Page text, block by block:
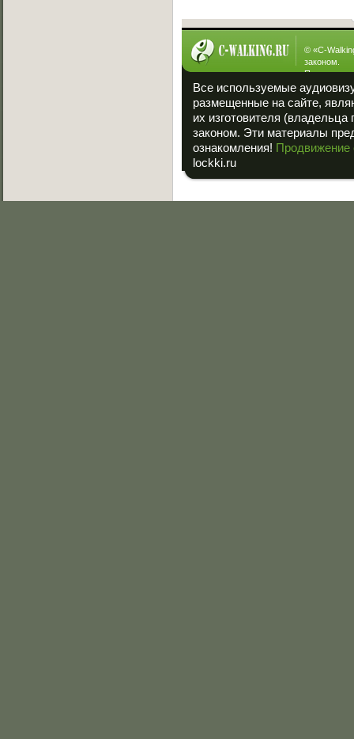
© «C-
законом.
При полном
ссылка на «
Все используемые
размещенные на сайте,
их изготовителя (владельца
законом. Эти материалы
ознакомления! Продвижение
lockki.ru